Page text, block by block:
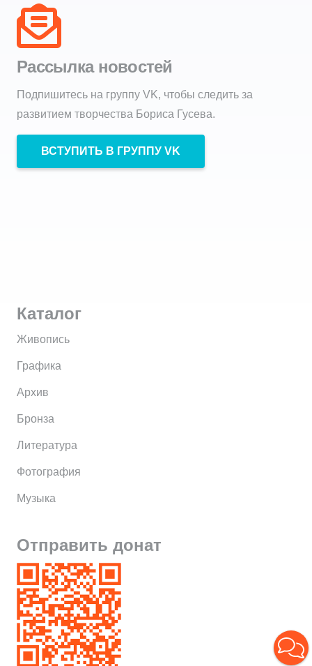
Рассылка новостей
Подпишитесь на группу VK, чтобы следить за
развитием творчества Бориса Гусева.
ВСТУПИТЬ В ГРУППУ VK
Каталог
Живопись
Графика
Архив
Бронза
Литература
Фотография
Музыка
Отправить донат